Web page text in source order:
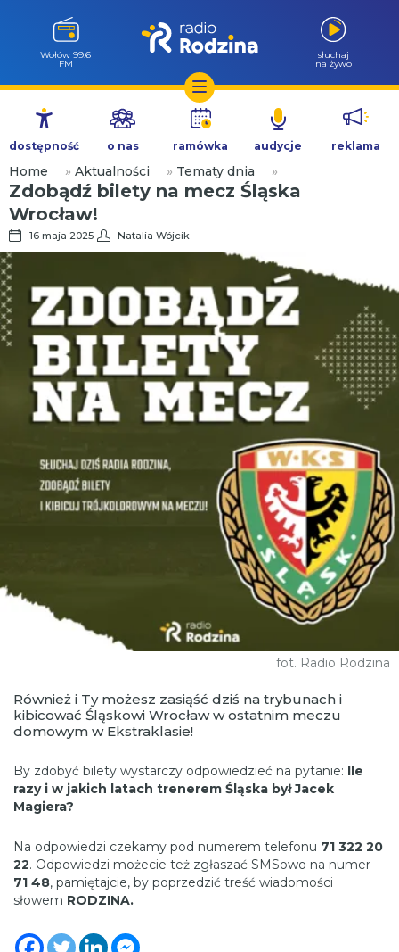
Przejdź
treści
Wołów 99.6
FM
słuchaj
na żywo
dostępność o nas ramówka audycje reklama
Home » Aktualności » Tematy dnia »
Zdobądź bilety na mecz Śląska
Wrocław!
16 maja 2025 Natalia Wójcik
fot. Radio Rodzina
Również i Ty możesz zasiąść dziś na trybunach i
kibicować Śląskowi Wrocław w ostatnim meczu
domowym w Ekstraklasie!
By zdobyć bilety wystarczy odpowiedzieć na pytanie: Ile
razy i w jakich latach trenerem Śląska był Jacek
Magiera?
Na odpowiedzi czekamy pod numerem telefonu 71 322 20
22. Odpowiedzi możecie też zgłaszać SMSowo na numer
71 48, pamiętajcie, by poprzedzić treść wiadomości
słowem RODZINA.